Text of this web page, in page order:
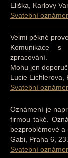
Eliška, Karlovy
Svatební
Velmi pěkné
Komunikace
zpracování.
Mohu jen
Lucie Eichlerova,
Svatební
Oznámení je
firmou také.
bezproblémové
Gabi, Praha 6,
Svatební